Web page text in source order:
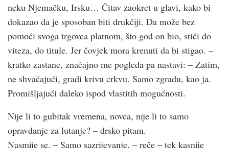
neku Njemačku, Irsku… Čitav zaokret u glavi, kako bi
dokazao da je sposoban biti drukčiji. Da može bez
pomoći svoga trgovca platnom, što god on bio, stići do
viteza, do titule. Jer čovjek mora krenuti da bi stigao. –
kratko zastane, značajno me pogleda pa nastavi: – Zatim,
ne shvaćajući, gradi krivu crkvu. Samo zgradu, kao ja.
Promišljajući daleko ispod vlastitih mogućnosti.
Nije li to gubitak vremena, novca, nije li to samo
opravdanje za lutanje? – drsko pitam.
Nasmije se. – Samo sazrijevanje, – reče – tek kasnije